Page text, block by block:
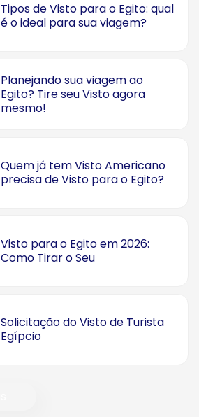
Tipos de Visto para o Egito: qual
é o ideal para sua viagem?
Planejando sua viagem ao
Egito? Tire seu Visto agora
mesmo!
Quem já tem Visto Americano
precisa de Visto para o Egito?
Visto para o Egito em 2026:
Como Tirar o Seu
Solicitação do Visto de Turista
Egípcio